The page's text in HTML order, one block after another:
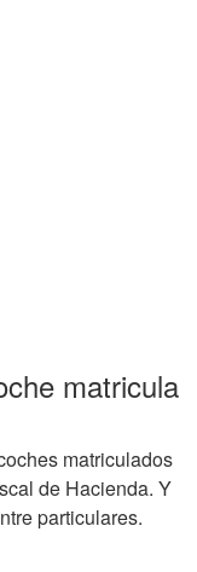
matricula
matriculados
de Hacienda. Y
particulares.